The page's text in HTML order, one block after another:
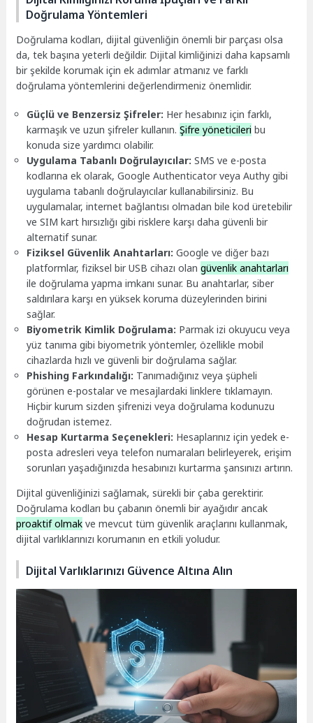
Doğrulama Yöntemleri
Doğrulama kodları, dijital güvenliğin önemli bir parçası olsa
da, tek başına yeterli değildir. Dijital kimliğinizi daha kapsamlı
bir şekilde korumak için ek adımlar atmanız ve farklı
doğrulama yöntemlerini değerlendirmeniz önemlidir.
Güçlü ve Benzersiz Şifreler: Her hesabınız için farklı,
karmaşık ve uzun şifreler kullanın.Şifre yöneticileri bu
konuda size yardımcı olabilir.
Uygulama Tabanlı Doğrulayıcılar: SMS ve e-posta
kodlarına ek olarak, Google Authenticator veya Authy gibi
uygulama tabanlı doğrulayıcılar kullanabilirsiniz. Bu
uygulamalar, internet bağlantısı olmadan bile kod üretebilir
ve SIM kart hırsızlığı gibi risklere karşı daha güvenli bir
alternatif sunar.
Fiziksel Güvenlik Anahtarları: Google ve diğer bazı
platformlar, fiziksel bir USB cihazı olangüvenlik anahtarları
ile doğrulama yapma imkanı sunar. Bu anahtarlar, siber
saldırılara karşı en yüksek koruma düzeylerinden birini
sağlar.
Biyometrik Kimlik Doğrulama: Parmak izi okuyucu veya
yüz tanıma gibi biyometrik yöntemler, özellikle mobil
cihazlarda hızlı ve güvenli bir doğrulama sağlar.
Phishing Farkındalığı: Tanımadığınız veya şüpheli
görünen e-postalar ve mesajlardaki linklere tıklamayın.
Hiçbir kurum sizden şifrenizi veya doğrulama kodunuzu
doğrudan istemez.
Hesap Kurtarma Seçenekleri: Hesaplarınız için yedek e-
posta adresleri veya telefon numaraları belirleyerek, erişim
sorunları yaşadığınızda hesabınızı kurtarma şansınızı artırın.
Dijital güvenliğinizi sağlamak, sürekli bir çaba gerektirir.
Doğrulama kodları bu çabanın önemli bir ayağıdır ancak
proaktif olmak ve mevcut tüm güvenlik araçlarını kullanmak,
dijital varlıklarınızı korumanın en etkili yoludur.
Dijital Varlıklarınızı Güvence Altına Alın